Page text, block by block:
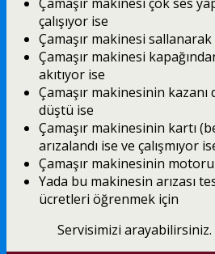
çalışıyor ise
Çamaşır makinesi sallanarak
Çamaşır makinesi
akıtıyor ise
Çamaşır makinesinin
düştü ise
Çamaşır makinesinin kartı
arızalandı ise ve çalışmıyor
Çamaşır makinesinin motoru
Yada bu makinesin arızası
ücretleri öğrenmek için
Servisimizi arayabilirsiniz.